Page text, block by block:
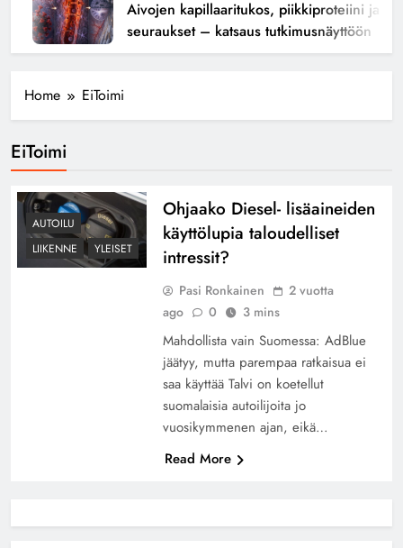
Aivojen kapillaaritukos, piikkiproteiini ja
seuraukset – katsaus tutkimusnäyttöön
Home EiToimi
EiToimi
AUTOILU
LIIKENNE
YLEISET
Ohjaako Diesel- lisäaineiden
käyttölupia taloudelliset
intressit?
Pasi Ronkainen
2 vuotta
ago
0 3 mins
Mahdollista vain Suomessa: AdBlue
jäätyy, mutta parempaa ratkaisua ei
saa käyttää Talvi on koetellut
suomalaisia autoilijoita jo
vuosikymmenen ajan, eikä…
Read More